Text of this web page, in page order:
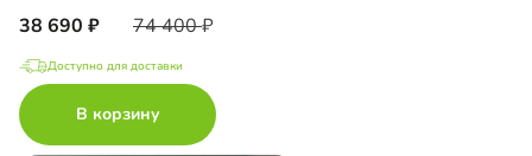
38 690 74 400
Доступно для доставки
В корзину